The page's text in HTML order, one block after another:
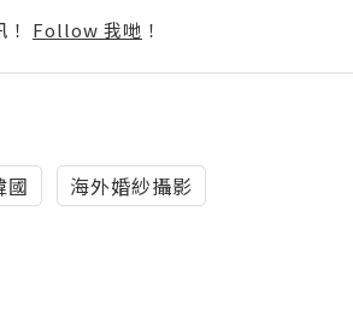
Follow 我哋 ！
國 海外婚紗攝影